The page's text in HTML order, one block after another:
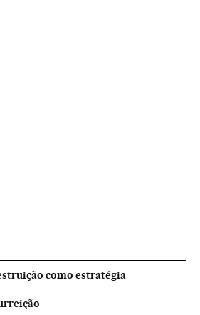
como estratégia